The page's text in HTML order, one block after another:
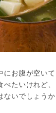
お腹が空い
たいけれど
いでしょうか